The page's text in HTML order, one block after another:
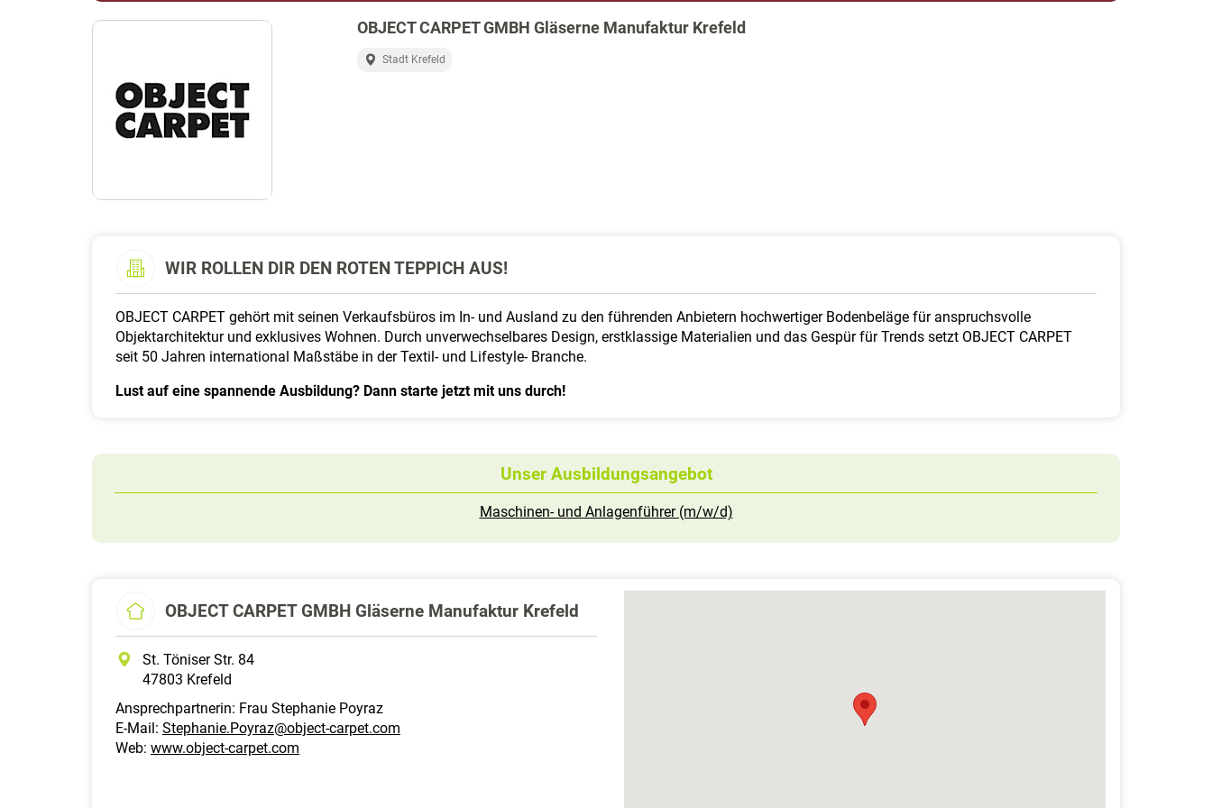
OBJECT CARPET GMBH Gläserne Manufaktur Krefeld
Stadt Krefeld
WIR ROLLEN DIR DEN ROTEN TEPPICH AUS!
OBJECT CARPET gehört mit seinen Verkaufsbüros im In- und Ausland zu den führenden Anbietern hochwertiger Bodenbeläge für anspruchsvolle
Objektarchitektur und exklusives Wohnen. Durch unverwechselbares Design, erstklassige Materialien und das Gespür für Trends setzt OBJECT CARPET
seit 50 Jahren international Maßstäbe in der Textil- und Lifestyle- Branche.
Lust auf eine spannende Ausbildung? Dann starte jetzt mit uns durch!
Unser Ausbildungsangebot
Maschinen- und Anlagenführer (m/w/d)
OBJECT CARPET GMBH Gläserne Manufaktur Krefeld
St. Töniser Str. 84
47803 Krefeld
Ansprechpartnerin: Frau Stephanie Poyraz
E-Mail: Stephanie.Poyraz@object-carpet.com
Web: www.object-carpet.com